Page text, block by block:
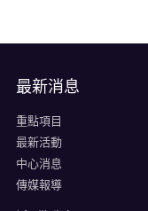
最新消息
重點項目
最新活動
中心消息
傳媒報導